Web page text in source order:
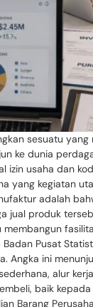
sesuatu
ke dunia
usaha dan
yang kegiatan
adalah
jual produk
Pusat
Angka ini
alur
baik
Barang